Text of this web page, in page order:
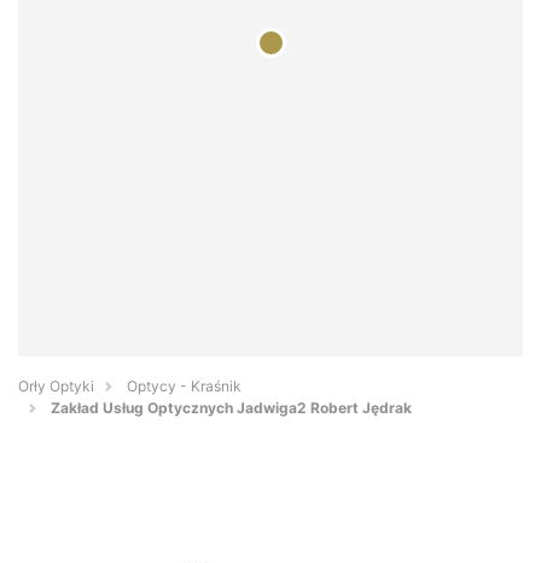
Orły Optyki
Optycy - Kraśnik
Zakład Usług Optycznych Jadwiga2 Robert Jędrak